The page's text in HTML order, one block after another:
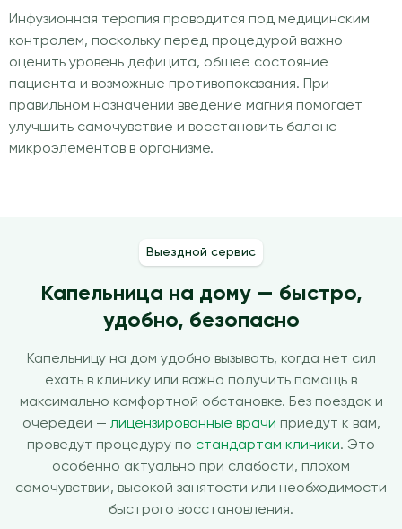
Инфузионная терапия проводится под медицинским
контролем, поскольку перед процедурой важно
оценить уровень дефицита, общее состояние
пациента и возможные противопоказания. При
правильном назначении введение магния помогает
улучшить самочувствие и восстановить баланс
микроэлементов в организме.
Выездной сервис
Капельница на дому — быстро,
удобно, безопасно
Капельницу на дом удобно вызывать, когда нет сил
ехать в клинику или важно получить помощь в
максимально комфортной обстановке. Без поездок и
очередей — лицензированные врачи приедут к вам,
проведут процедуру по стандартам клиники. Это
особенно актуально при слабости, плохом
самочувствии, высокой занятости или необходимости
быстрого восстановления.